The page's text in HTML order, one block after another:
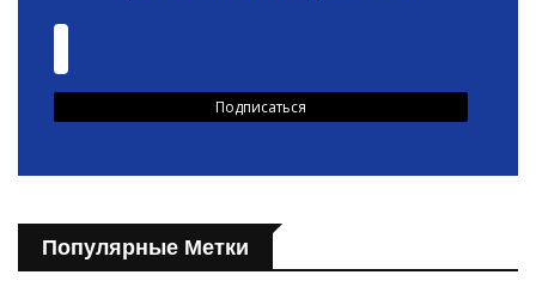
Популярные Метки